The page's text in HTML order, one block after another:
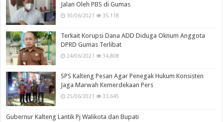
Jalan Oleh PBS di Gumas
30/06/2021 35,118
Terkait Korupsi Dana ADD Diduga Oknum Anggota
DPRD Gumas Terlibat
24/06/2021 34,808
SPS Kalteng Pesan Agar Penegak Hukum Konsisten
Jaga Marwah Kemerdekaan Pers
25/06/2021 33,645
Gubernur Kalteng Lantik Pj Walikota dan Bupati